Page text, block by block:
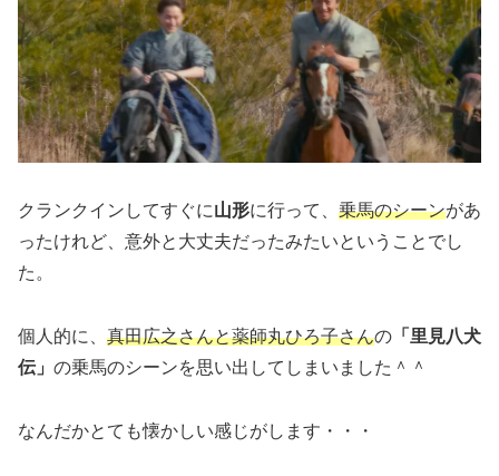
クランクインしてすぐに山形に行って、 乗馬のシーンがあ
ったけれど、意外と大丈夫だったみたいということでし
た。
個人的に、 真田広之さんと薬師丸ひろ子さんの 「里見八犬
伝」 の乗馬のシーンを思い出してしまいました＾＾
なんだかとても懐かしい感じがします・・・